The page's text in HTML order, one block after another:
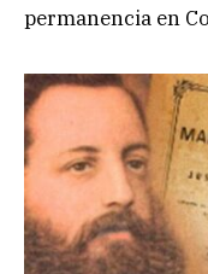
permanencia en